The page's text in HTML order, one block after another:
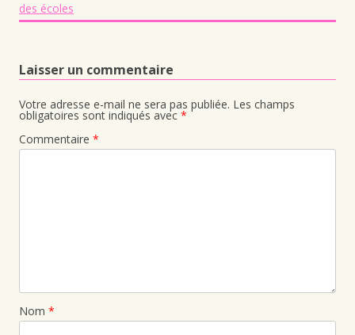
des écoles
Laisser un commentaire
Votre adresse e-mail ne sera pas publiée. Les champs
obligatoires sont indiqués avec *
Commentaire *
Nom *